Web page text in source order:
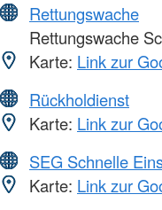
Rettungswache
Rettungswache
Karte: Link zur
Rückholdienst
Karte: Link zur
SEG Schnelle
Karte: Link zur